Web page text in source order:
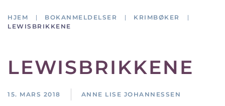
HJEM BOKANMELDELSER
KRIMBØKER
LEWISBRIKKENE
LEWISBRIKKENE
15. MARS 2018 ANNE LISE JOHANNESSEN